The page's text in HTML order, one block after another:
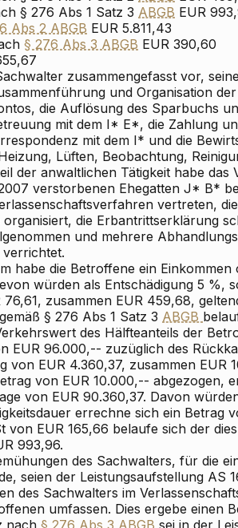
§ 276 Abs 1 Satz 3 ABGB EUR
Abs 2 ABGB EUR 5.811,43
§ 276 Abs 3 ABGB EUR 390,60
zusammengefasst vor,
und Organisation
die Auflösung des Sparbuchs
mit dem I* E*, die Zahlung
mit dem I* und die
Lüften, Beobachtung,
der anwaltlichen Tätigkeit habe das
verstorbenen Ehegatten J* B*
vertreten,
die Erbantrittserklärung
und mehrere
verrichtet.
habe die Betroffene ein
würden als Entschädigung 5 %,
zusammen EUR 459,68,
§ 276 Abs 1 Satz 3 ABGB
des Hälfteanteils der
EUR 96.000,-- zuzüglich des
von EUR 4.360,37, zusammen EUR
von EUR 10.000,-- abgezogen,
von EUR 90.360,37. Davon
errechne sich ein Betrag
von EUR 165,66 belaufe sich der
993,96.
des Sachwalters, für die
seien der Leistungsaufstellung AS
des Sachwalters im
umfassen. Dies ergebe einen
nach § 276 Abs 3 ABGB sei in der